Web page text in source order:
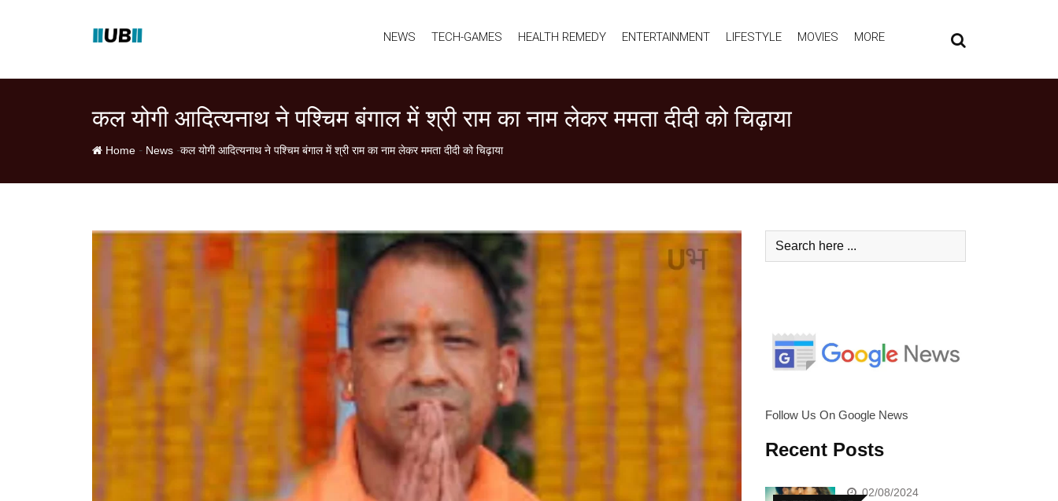
NEWS TECH-GAMES HEALTH REMEDY ENTERTAINMENT LIFESTYLE MOVIES MORE
कल योगी आदित्यनाथ ने पश्चिम बंगाल में श्री राम का नाम लेकर ममता दीदी को चिढ़ाया
Home - News -कल योगी आदित्यनाथ ने पश्चिम बंगाल में श्री राम का नाम लेकर ममता दीदी को चिढ़ाया
Follow Us On Google News
Recent Posts
02/08/2024